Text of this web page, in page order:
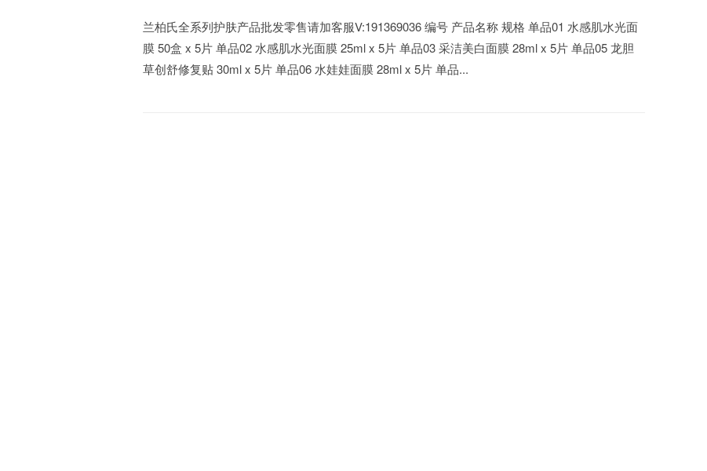
兰柏氏全系列护肤产品批发零售请加客服V:191369036 编号 产品名称 规格 单品01 水感肌水光面
膜 50盒 x 5片 单品02 水感肌水光面膜 25ml x 5片 单品03 采洁美白面膜 28ml x 5片 单品05 龙胆
草创舒修复贴 30ml x 5片 单品06 水娃娃面膜 28ml x 5片 单品...